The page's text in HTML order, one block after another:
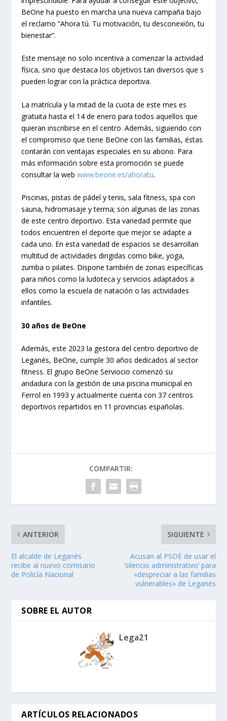
BeOne ha puesto en marcha una nueva campaña bajo
el reclamo “Ahora tú. Tu motivación, tu desconexión, tu
bienestar”.
Este mensaje no solo incentiva a comenzar la actividad
física, sino que destaca los objetivos tan diversos que s
pueden lograr con la práctica deportiva.
La matrícula y la mitad de la cuota de este mes es
gratuita hasta el 14 de enero para todos aquellos que
quieran inscribirse en el centro. Además, siguiendo con
el compromiso que tiene BeOne con las familias, éstas
contarán con ventajas especiales en su abono. Para
más información sobre esta promoción se puede
consultar la webwww.beone.es/ahoratu.
Piscinas, pistas de pádel y tenis, sala fitness, spa con
sauna, hidromasaje y terma; son algunas de las zonas
de este centro deportivo. Esta variedad permite que
todos encuentren el deporte que mejor se adapte a
cada uno. En esta variedad de espacios se desarrollan
multitud de actividades dirigidas como bike, yoga,
zumba o pilates. Dispone también de zonas específicas
para niños como la ludoteca y servicios adaptados a
ellos como la escuela de natación o las actividades
infantiles.
30 años de BeOne
Además, este 2023 la gestora del centro deportivo de
Leganés, BeOne, cumple 30 años dedicados al sector
fitness. El grupo BeOne Serviocio comenzó su
andadura con la gestión de una piscina municipal en
Ferrol en 1993 y actualmente cuenta con 37 centros
deportivos repartidos en 11 provincias españolas.
COMPARTIR:
ANTERIOR
El alcalde de Leganés
recibe al nuevo comisario
de Policía Nacional
SIGUIENTE
Acusan al PSOE de usar el
‘silencio administrativo’ para
«despreciar a las familias
vulnerables» de Leganés
SOBRE EL AUTOR
Lega21
ARTÍCULOS RELACIONADOS